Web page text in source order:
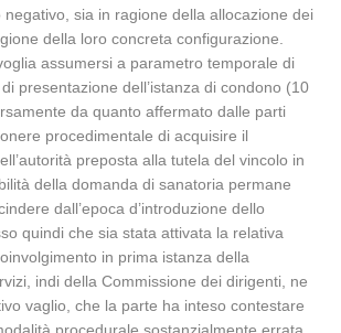
sia in ragione della allocazione dei
della loro concreta configurazione.
assumersi a parametro temporale di
presentazione dell’istanza di condono (10
da quanto affermato dalle parti
procedimentale di acquisire il
preposta alla tutela del vincolo in
della domanda di sanatoria permane
dall’epoca d’introduzione dello
quindi che sia stata attivata la relativa
in prima istanza della
indi della Commissione dei dirigenti, ne
vaglio, che la parte ha inteso contestare